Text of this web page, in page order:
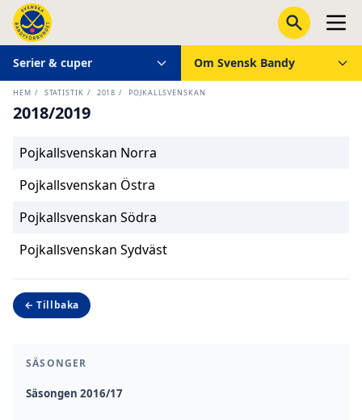
Serier & cuper Om Svensk Bandy
HEM / STATISTIK / 2018 / POJKALLSVENSKAN
SÄSONGER
Säsongen 2016/17
2018/2019
Pojkallsvenskan Norra
Pojkallsvenskan Östra
Pojkallsvenskan Södra
Pojkallsvenskan Sydväst
← Tillbaka